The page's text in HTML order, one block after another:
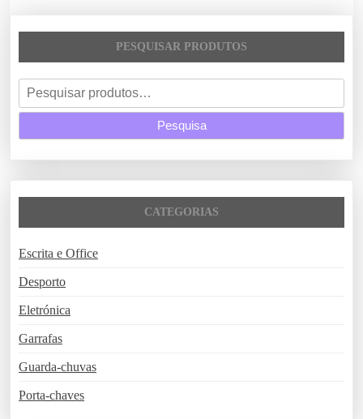
PESQUISAR PRODUTOS
e
p
o
:
Pesquisa
CATEGORIAS
Escrita e Office
Desporto
Eletrónica
Garrafas
Guarda-chuvas
Porta-chaves